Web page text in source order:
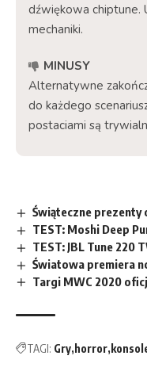
dźwiękowa chiptune.
mechaniki.
MINUSY
Alternatywne
do każdego
postaciami są
Świąteczne prezenty
TEST: Moshi Deep
TEST: JBL Tune 220
Światowa premiera
Targi MWC 2020
TAGI: Gry horror